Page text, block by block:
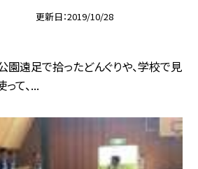
更新日 2019/10/28
園遠足で拾ったどんぐりや、学校で見
て、...